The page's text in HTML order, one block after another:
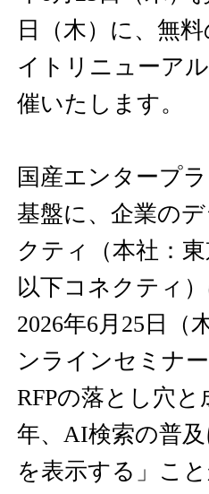
日（木）に、無
イトリニューア
催いたします。
国産エンタープ
基盤に、企業の
クティ（本社：
以下コネクティ
2026年6月25日（
ンラインセミナ
RFPの落とし穴
年、AI検索の普
を表示する」こ